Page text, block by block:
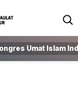
Umat Islam